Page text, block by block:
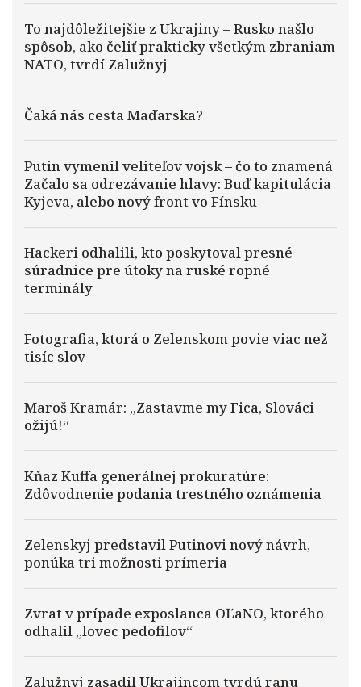
To najdôležitejšie z Ukrajiny – Rusko našlo
spôsob, ako čeliť prakticky všetkým zbraniam
NATO, tvrdí Zalužnyj
Čaká nás cesta Maďarska?
Putin vymenil veliteľov vojsk – čo to znamená
Začalo sa odrezávanie hlavy: Buď kapitulácia
Kyjeva, alebo nový front vo Fínsku
Hackeri odhalili, kto poskytoval presné
súradnice pre útoky na ruské ropné
terminály
Fotografia, ktorá o Zelenskom povie viac než
tisíc slov
Maroš Kramár: „Zastavme my Fica, Slováci
ožijú!“
Kňaz Kuffa generálnej prokuratúre:
Zdôvodnenie podania trestného oznámenia
Zelenskyj predstavil Putinovi nový návrh,
ponúka tri možnosti prímeria
Zvrat v prípade exposlanca OĽaNO, ktorého
odhalil „lovec pedofilov“
Zalužnyj zasadil Ukrajincom tvrdú ranu